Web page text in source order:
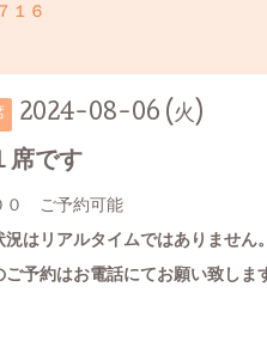
１６
2024-08-06 (火)
席です
０ ご予約可能
はリアルタイムではありません
予約はお電話にてお願い致しま